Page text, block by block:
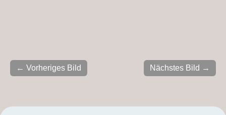
← Vorheriges Bild Nächstes Bild →